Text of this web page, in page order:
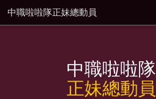
中職啦啦隊正妹總動員
中職啦啦隊
正妹總動員